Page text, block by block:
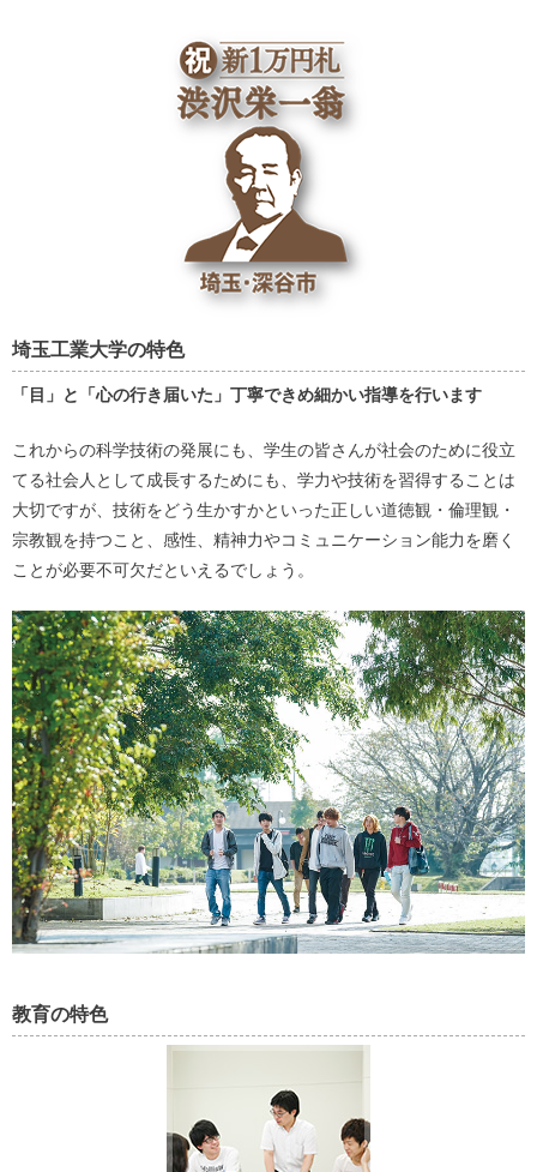
埼玉工業大学の特色
「目」と「心の行き届いた」丁寧できめ細かい指導を行います
これからの科学技術の発展にも、学生の皆さんが社会のために役立
てる社会人として成長するためにも、学力や技術を習得することは
大切ですが、技術をどう生かすかといった正しい道徳観・倫理観・
宗教観を持つこと、感性、精神力やコミュニケーション能力を磨く
ことが必要不可欠だといえるでしょう。
教育の特色